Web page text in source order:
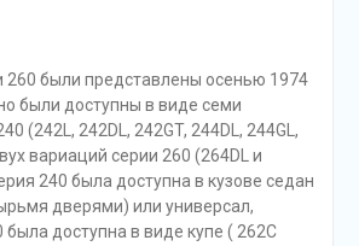
260 были представлены осенью 1974
были доступны в виде семи
(242L, 242DL, 242GT, 244DL, 244GL,
вариаций серии 260 (264DL и
240 была доступна в кузове седан
дверями) или универсал,
была доступна в виде купе ( 262C